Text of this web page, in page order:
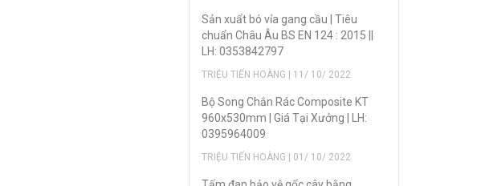
Sản xuẩt bó vỉa gang cầu | Tiêu
chuẩn Châu Âu BS EN 124 : 2015 ||
LH: 0353842797
TRIỆU TIẾN HOÀNG | 11/ 10/ 2022
Bộ Song Chắn Rác Composite KT
960x530mm | Giá Tại Xưởng | LH:
0395964009
TRIỆU TIẾN HOÀNG | 01/ 10/ 2022